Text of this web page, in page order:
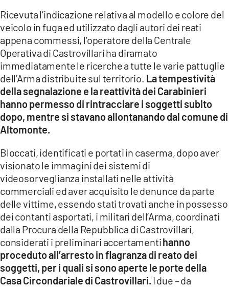
Ricevuta l’indicazione relativa al modello e colore del
veicolo in fuga ed utilizzato dagli autori dei reati
appena commessi, l’operatore della Centrale
Operativa di Castrovillari ha diramato
immediatamente le ricerche a tutte le varie pattuglie
dell’Arma distribuite sul territorio. La tempestività
della segnalazione e la reattività dei Carabinieri
hanno permesso di rintracciare i soggetti subito
dopo, mentre si stavano allontanando dal comune di
Altomonte.
Bloccati, identificati e portati in caserma, dopo aver
visionato le immagini dei sistemi di
videosorveglianza installati nelle attività
commerciali ed aver acquisito le denunce da parte
delle vittime, essendo stati trovati anche in possesso
dei contanti asportati, i militari dell’Arma, coordinati
dalla Procura della Repubblica di Castrovillari,
considerati i preliminari accertamentihanno
proceduto all’arresto in flagranza di reato dei
soggetti, per i quali si sono aperte le porte della
Casa Circondariale di Castrovillari. I due – da